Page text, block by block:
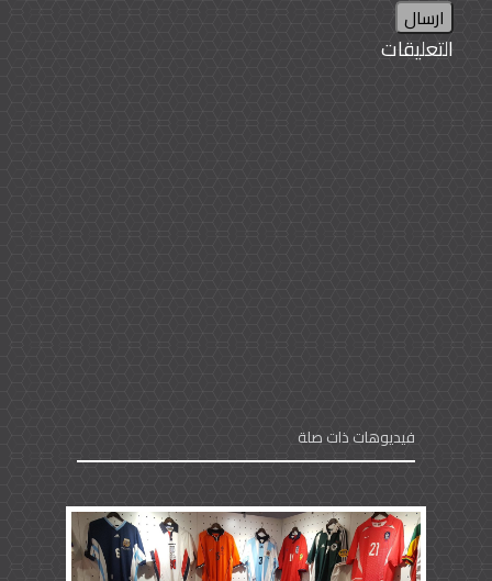
ارسال
التعليقات
فيديوهات ذات صلة